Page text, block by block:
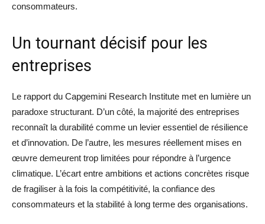
consommateurs.
Un tournant décisif pour les
entreprises
Le rapport du Capgemini Research Institute met en lumière un
paradoxe structurant. D’un côté, la majorité des entreprises
reconnaît la durabilité comme un levier essentiel de résilience
et d’innovation. De l’autre, les mesures réellement mises en
œuvre demeurent trop limitées pour répondre à l’urgence
climatique. L’écart entre ambitions et actions concrètes risque
de fragiliser à la fois la compétitivité, la confiance des
consommateurs et la stabilité à long terme des organisations.